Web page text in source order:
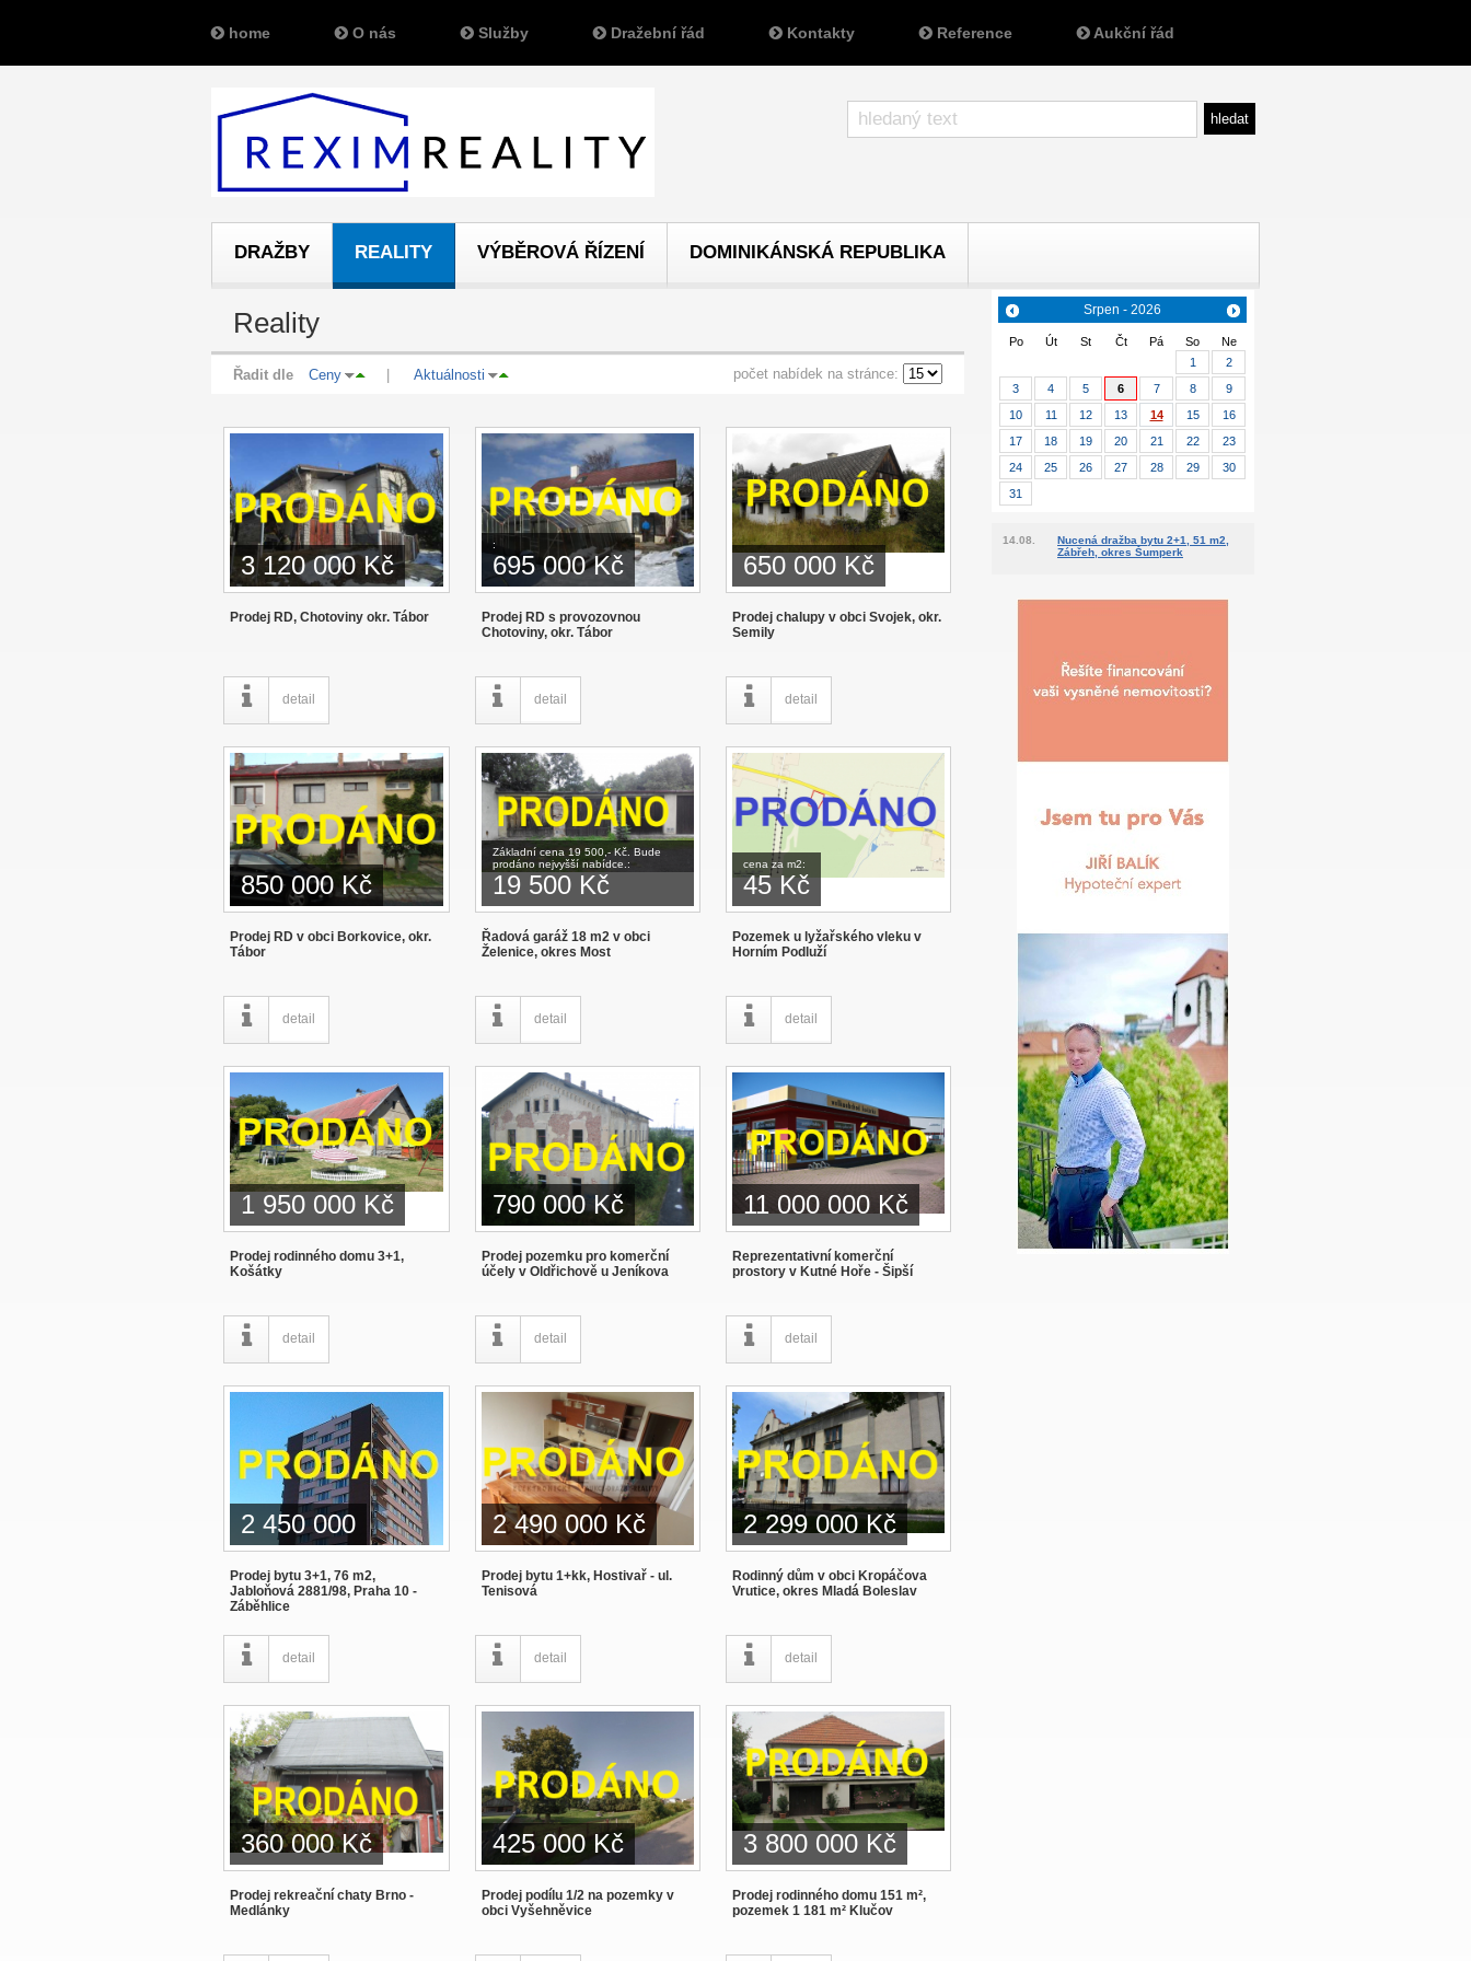
Reality
Řadit dle Ceny Aktuálnosti počet nabídek na stránce:
3 120 000 Kč
Prodej RD, Chotoviny okr. Tábor
detail
:
695 000 Kč
Prodej RD s provozovnou
Chotoviny, okr. Tábor
detail
650 000 Kč
Prodej chalupy v obci Svojek, okr.
Semily
detail
850 000 Kč
Prodej RD v obci Borkovice, okr.
Tábor
detail
Základní cena 19 500,- Kč. Bude
prodáno nejvyšší nabídce.:
19 500 Kč
Řadová garáž 18 m2 v obci
Želenice, okres Most
detail
cena za m2:
45 Kč
Pozemek u lyžařského vleku v
Horním Podluží
detail
1 950 000 Kč
Prodej rodinného domu 3+1,
Košátky
detail
790 000 Kč
Prodej pozemku pro komerční
účely v Oldřichově u Jeníkova
detail
11 000 000 Kč
Reprezentativní komerční
prostory v Kutné Hoře - Šipší
detail
2 450 000
Prodej bytu 3+1, 76 m2,
Jabloňová 2881/98, Praha 10 -
Záběhlice
detail
2 490 000 Kč
Prodej bytu 1+kk, Hostivař - ul.
Tenisová
detail
2 299 000 Kč
Rodinný dům v obci Kropáčova
Vrutice, okres Mladá Boleslav
detail
360 000 Kč
Prodej rekreační chaty Brno -
Medlánky
425 000 Kč
Prodej podílu 1/2 na pozemky v
obci Vyšehněvice
3 800 000 Kč
Prodej rodinného domu 151 m²,
pozemek 1 181 m² Klučov
Srpen - 2026
Po Út St Čt Pá So
Ne
1
2
3
4 5 6 7 8
9
10
11 12 13 14 15
16
17
18 19 20 21 22
23
24
25 26 27 28 29
30
31
14.08.
Nucená dražba bytu 2+1, 51 m2,
Zábřeh, okres Šumperk
DRAŽBY REALITY VÝBĚROVÁ ŘÍZENÍ DOMINIKÁNSKÁ REPUBLIKA
home O nás Služby Dražební řád Kontakty Reference Aukční řád